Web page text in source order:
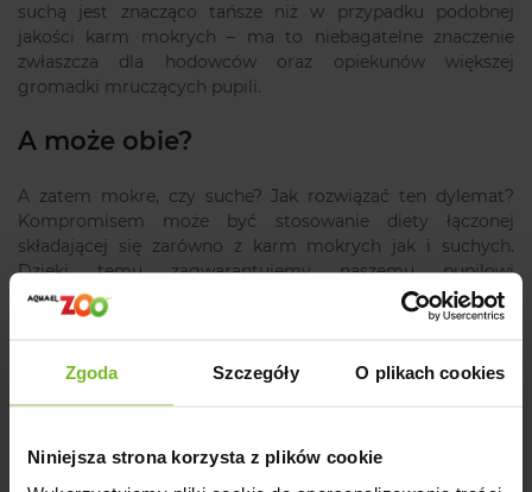
Zgoda Szczegóły O plikach cookies
Niniejsza strona korzysta z plików cookie
suchą jest znacząco tańsze niż w przypadku podobnej
jakości karm mokrych – ma to niebagatelne znaczenie
zwłaszcza dla hodowców oraz opiekunów większej
gromadki mruczących pupili.
A może obie?
A zatem mokre, czy suche? Jak rozwiązać ten dylemat?
Kompromisem może być stosowanie diety łączonej
składającej się zarówno z karm mokrych jak i suchych.
Dzięki temu zagwarantujemy naszemu pupilowi
dostateczną ilość wilgoci w misce chroniąc go przed
dolegliwościami zdrowotnymi układu wydalniczego oraz
karm suchych. Warto jednak, zwłaszcza w przypadku kotów
rodzaj diety i proporcje między poszczególnymi rodzajami
karm będą dla naszego pupila najwłaściwsze na każdym